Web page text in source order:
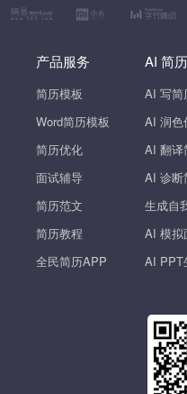
产品服务
简历模板
Word简历模板
简历优化
面试辅导
简历范文
简历教程
全民简历APP
AI 简
AI 写简
AI 润色
AI 翻译
AI 诊断
生成自
AI 模拟
AI PPT